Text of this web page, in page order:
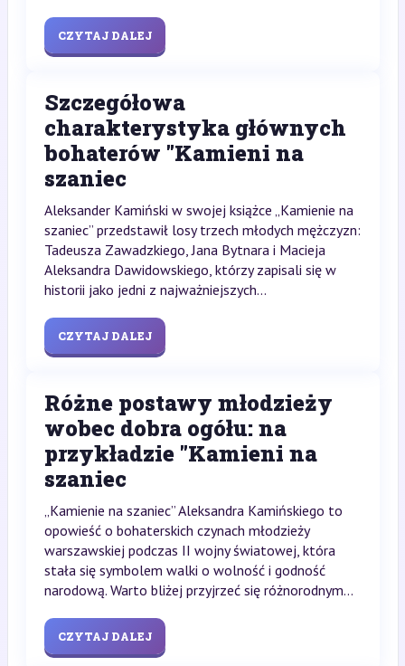
CZYTAJ DALEJ
Szczegółowa
charakterystyka głównych
bohaterów "Kamieni na
szaniec
Aleksander Kamiński w swojej książce „Kamienie na
szaniec” przedstawił losy trzech młodych mężczyzn:
Tadeusza Zawadzkiego, Jana Bytnara i Macieja
Aleksandra Dawidowskiego, którzy zapisali się w
historii jako jedni z najważniejszych...
CZYTAJ DALEJ
Różne postawy młodzieży
wobec dobra ogółu: na
przykładzie "Kamieni na
szaniec
„Kamienie na szaniec” Aleksandra Kamińskiego to
opowieść o bohaterskich czynach młodzieży
warszawskiej podczas II wojny światowej, która
stała się symbolem walki o wolność i godność
narodową. Warto bliżej przyjrzeć się różnorodnym...
CZYTAJ DALEJ